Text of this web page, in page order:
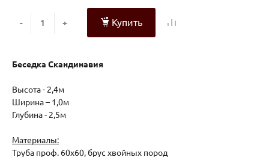
- + Купить
Беседка Скандинавия
Высота - 2,4м
Ширина – 1,0м
Глубина - 2,5м
Материалы:
Труба проф. 60х60, брус хвойных пород